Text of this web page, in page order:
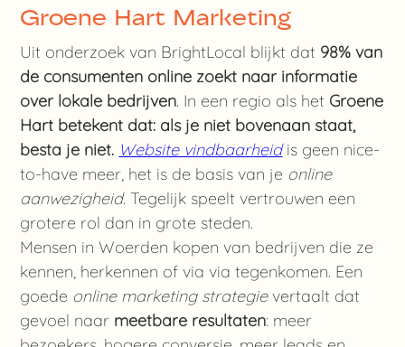
Groene Hart Marketing
Uit onderzoek van BrightLocal blijkt dat 98% van
de consumenten online zoekt naar informatie
over lokale bedrijven. In een regio als het Groene
Hart betekent dat: als je niet bovenaan staat,
besta je niet. Website vindbaarheidis geen nice-
to-have meer, het is de basis van je online
aanwezigheid. Tegelijk speelt vertrouwen een
grotere rol dan in grote steden.
Mensen in Woerden kopen van bedrijven die ze
kennen, herkennen of via via tegenkomen. Een
goede online marketing strategievertaalt dat
gevoel naar meetbare resultaten: meer